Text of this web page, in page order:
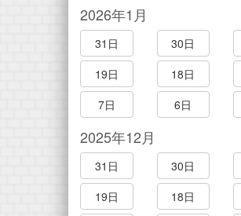
2026年1月
31日 30日
19日
18日
7日
6日
2025年12月
31日 30日
19日
18日